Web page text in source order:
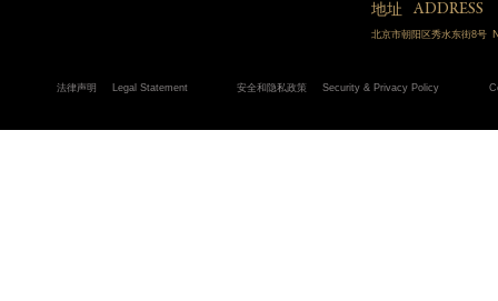
地址 ADDRESS
北京市朝阳区秀水东街8号
法律声明 Legal Statement 安全和隐私政策 Security & Privacy Policy